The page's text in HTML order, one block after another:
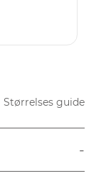
Størrelses guide
-